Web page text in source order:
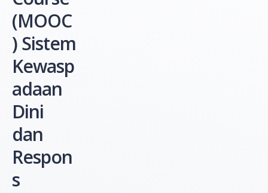
(MOOC
) Sistem
Kewasp
adaan
Dini
dan
Respon
s